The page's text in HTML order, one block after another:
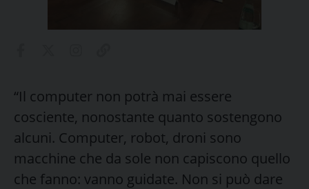
“Il computer non potrà mai essere
cosciente, nonostante quanto sostengono
alcuni. Computer, robot, droni sono
macchine che da sole non capiscono quello
che fanno: vanno guidate. Non si può dare